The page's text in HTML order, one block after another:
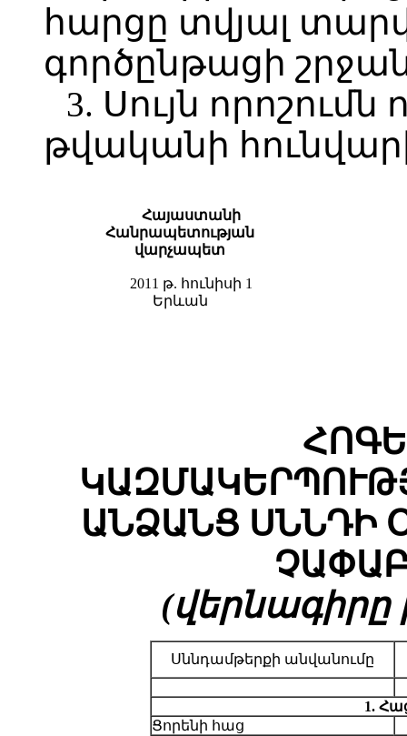
հարցը տվյալ
գործընթացի
3. Սույն որոշումն
թվականի
Հայաստանի
Հանրապետության
վարչապետ
2011 թ. հունիսի 1
Երևան
ԱՆՁԱՆՑ ՍՆՆԴԻ
(վերնագիրը
Սննդամթերքի անվանումը
1.
Ցորենի հաց